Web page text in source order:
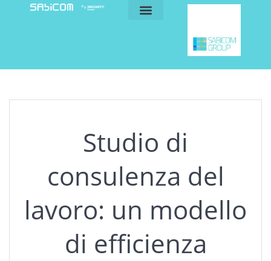
Studio di
consulenza del
lavoro: un modello
di efficienza